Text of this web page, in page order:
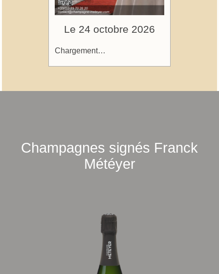
Le 24 octobre 2026
Chargement…
Champagnes signés Franck
Météyer